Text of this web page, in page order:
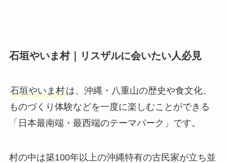
石垣やいま村｜リスザルに会いたい人必見
石垣やいま村は、沖縄・八重山の歴史や食文化、
ものづくり体験などを一度に楽しむことができる
「日本最南端・最西端のテーマパーク」です。
村の中は築100年以上の沖縄特有の古民家が立ち並